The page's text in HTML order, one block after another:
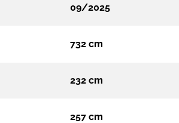
09/2025
732 cm
232 cm
257 cm